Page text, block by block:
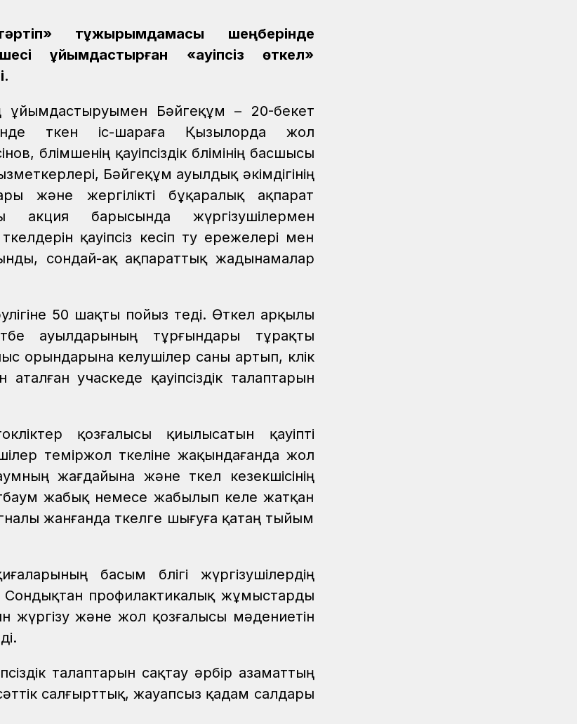
тұжырымдамасы шеңберінде
ұйымдастырған «Қауіпсіз өткел»
ұйымдастыруымен Бәйгеқұм – 20-бекет
өткен іс-шараға Қызылорда жол
бөлімшенің қауіпсіздік бөлімінің басшысы
Бәйгеқұм ауылдық әкімдігінің
және жергілікті бұқаралық ақпарат
акция барысында жүргізушілермен
қауіпсіз кесіп өту ережелері мен
сондай-ақ ақпараттық жадынамалар
50 шақты пойыз өтеді. Өткел арқылы
ауылдарының тұрғындары тұрақты
орындарына келушілер саны артып, көлік
учаскеде қауіпсіздік талаптарын
қозғалысы қиылысатын қауіпті
теміржол өткеліне жақындағанда жол
жағдайына және өткел кезекшісінің
жабық немесе жабылып келе жатқан
жанғанда өткелге шығуға қатаң тыйым
басым бөлігі жүргізушілердің
Сондықтан профилактикалық жұмыстарды
жүргізу және жол қозғалысы мәдениетін
талаптарын сақтау әрбір азаматтың
салғырттық, жауапсыз қадам салдары